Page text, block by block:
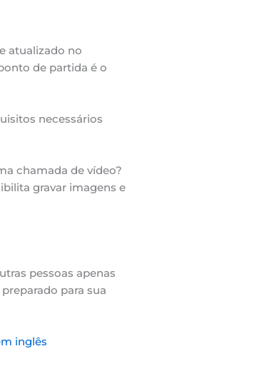
atualizado no
de partida é o
necessários
chamada de vídeo?
gravar imagens e
pessoas apenas
para sua
inglês